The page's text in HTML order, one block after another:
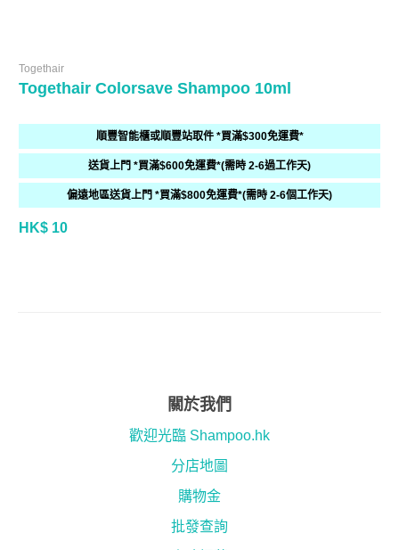
Togethair
Togethair Colorsave Shampoo 10ml
順豐智能櫃或順豐站取件 *買滿$300免運費*
送貨上門 *買滿$600免運費*(需時 2-6過工作天)
偏遠地區送貨上門 *買滿$800免運費*(需時 2-6個工作天)
HK$ 10
關於我們
歡迎光臨 Shampoo.hk
分店地圖
購物金
批發查詢